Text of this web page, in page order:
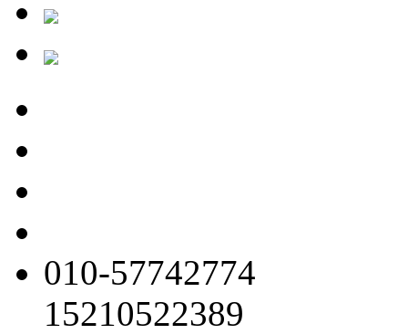
010-57742774
15210522389